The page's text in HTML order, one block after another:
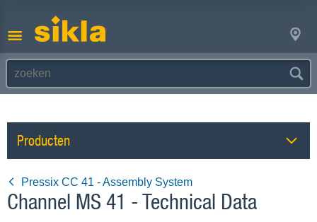
Producten
Pressix CC 41 - Assembly System
Channel MS 41 - Technical Data